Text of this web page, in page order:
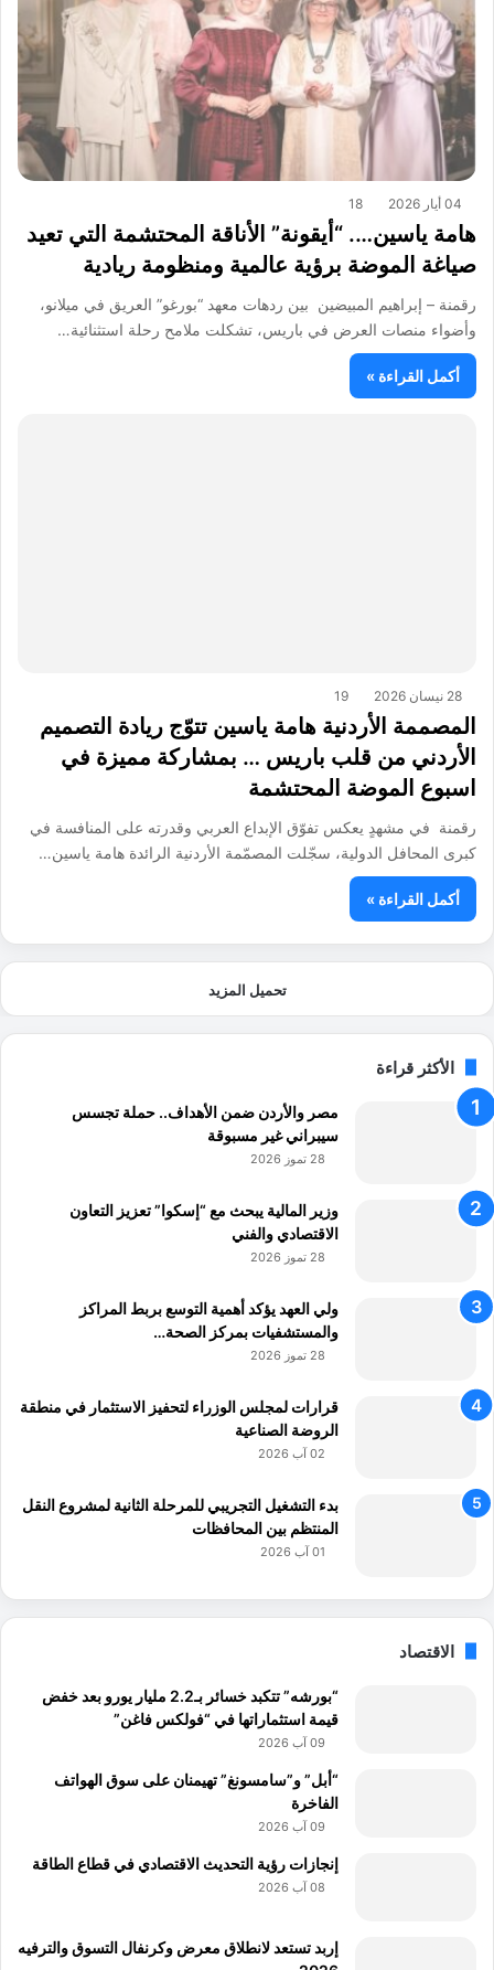
04 أيار 2026 18
هامة ياسين…. “أيقونة” الأناقة المحتشمة التي تعيد
صياغة الموضة برؤية عالمية ومنظومة ريادية
رقمنة – إبراهيم المبيضين بين ردهات معهد “بورغو” العريق في ميلانو،
وأضواء منصات العرض في باريس، تشكلت ملامح رحلة استثنائية…
أكمل القراءة »
28 نيسان 2026 19
المصممة الأردنية هامة ياسين تتوّج ريادة التصميم
الأردني من قلب باريس … بمشاركة مميزة في
اسبوع الموضة المحتشمة
رقمنة في مشهدٍ يعكس تفوّق الإبداع العربي وقدرته على المنافسة في
كبرى المحافل الدولية، سجّلت المصمّمة الأردنية الرائدة هامة ياسين…
أكمل القراءة »
تحميل المزيد
الأكثر قراءة
مصر والأردن ضمن الأهداف.. حملة تجسس
سيبراني غير مسبوقة
28 تموز 2026
وزير المالية يبحث مع “إسكوا” تعزيز التعاون
الاقتصادي والفني
28 تموز 2026
ولي العهد يؤكد أهمية التوسع بربط المراكز
والمستشفيات بمركز الصحة…
28 تموز 2026
قرارات لمجلس الوزراء لتحفيز الاستثمار في منطقة
الروضة الصناعية
02 آب 2026
بدء التشغيل التجريبي للمرحلة الثانية لمشروع النقل
المنتظم بين المحافظات
01 آب 2026
الاقتصاد
“بورشه” تتكبد خسائر بـ2.2 مليار يورو بعد خفض
قيمة استثماراتها في “فولكس فاغن”
09 آب 2026
“أبل” و”سامسونغ” تهيمنان على سوق الهواتف
الفاخرة
09 آب 2026
إنجازات رؤية التحديث الاقتصادي في قطاع الطاقة
08 آب 2026
إربد تستعد لانطلاق معرض وكرنفال التسوق والترفيه